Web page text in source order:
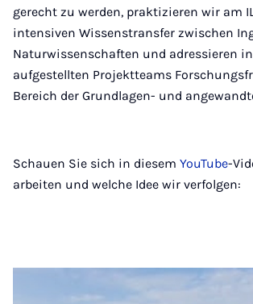
gerecht zu werden, praktizieren wir am
intensiven Wissenstransfer zwischen
Naturwissenschaften und adressieren
aufgestellten Projektteams
Bereich der Grundlagen- und
Schauen Sie sich in diesem YouTube-
arbeiten und welche Idee wir verfolgen: